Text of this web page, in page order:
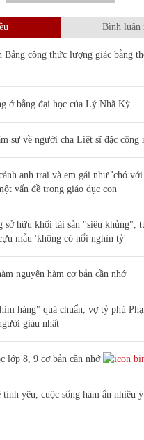
Bình luận
Bảng công thức lượng giác bằng
ở bằng đại học của Lý Nhã Kỳ
sự về người cha Liệt sĩ đặc công
anh trai và em gái như 'chó
vấn đề trong giáo dục con
sở hữu khối tài sản "siêu khủng",
mẫu 'không có nổi nghìn tỷ'
nguyên hàm cơ bản cần nhớ
hàng" quá chuẩn, vợ tỷ phú
giàu nhất
lớp 8, 9 cơ bản cần nhớ
tình yêu, cuộc sống hàm ẩn nhiều